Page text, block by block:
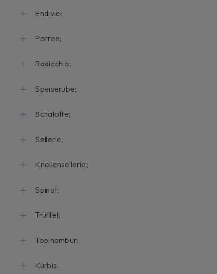
Endivie;
Porree;
Radicchio;
Speiserübe;
Schalotte;
Sellerie;
Knollensellerie;
Spinat;
Trüffel;
Topinambur;
Kürbis.